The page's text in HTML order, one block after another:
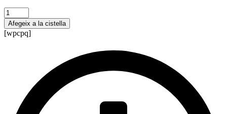
quantitat
de
Temari
Matemàtiques
Afegeix a la cistella
[wpcpq]